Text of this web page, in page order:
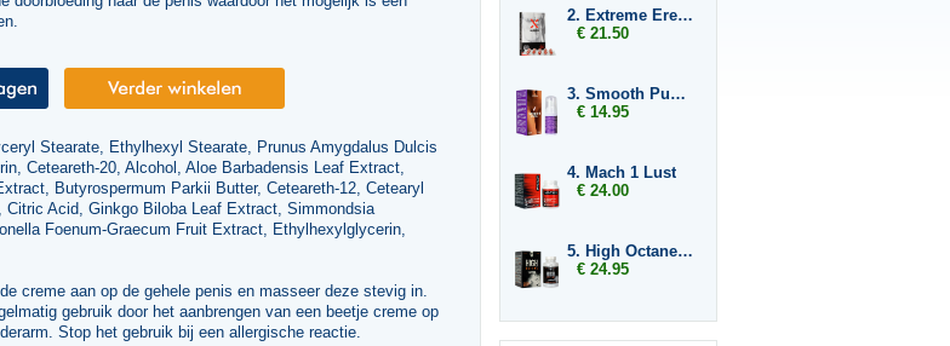
Stearate, Ethylhexyl Stearate, Prunus Amygdalus Dulcis
Ceteareth-20, Alcohol, Aloe Barbadensis Leaf Extract,
Butyrospermum Parkii Butter, Ceteareth-12, Cetearyl
Acid, Ginkgo Biloba Leaf Extract, Simmondsia
Foenum-Graecum Fruit Extract, Ethylhexylglycerin,
creme aan op de gehele penis en masseer deze stevig in.
gebruik door het aanbrengen van een beetje creme op
Stop het gebruik bij een allergische reactie.
2. Extreme Erection Softgels
€ 21.50
3. Smooth Pussy
€ 14.95
4. Mach 1 Lust
€ 24.00
5. High Octane Dynamite
€ 24.95